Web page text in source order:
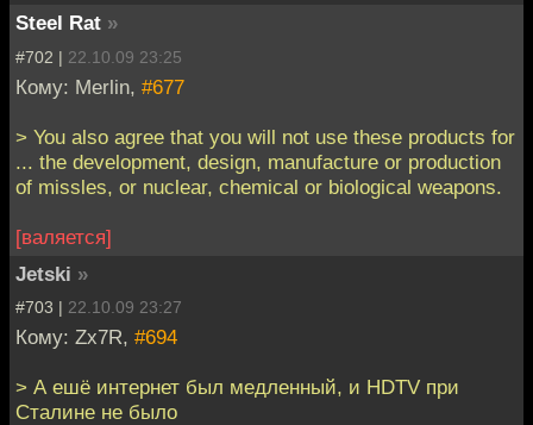
Steel Rat »
#702 | 22.10.09 23:25
Кому: Merlin, #677
> You also agree that you will not use these products for
... the development, design, manufacture or production
of missles, or nuclear, chemical or biological weapons.
[валяется]
Jetski »
#703 | 22.10.09 23:27
Кому: Zx7R, #694
> А ешё интернет был медленный, и HDTV при
Сталине не было